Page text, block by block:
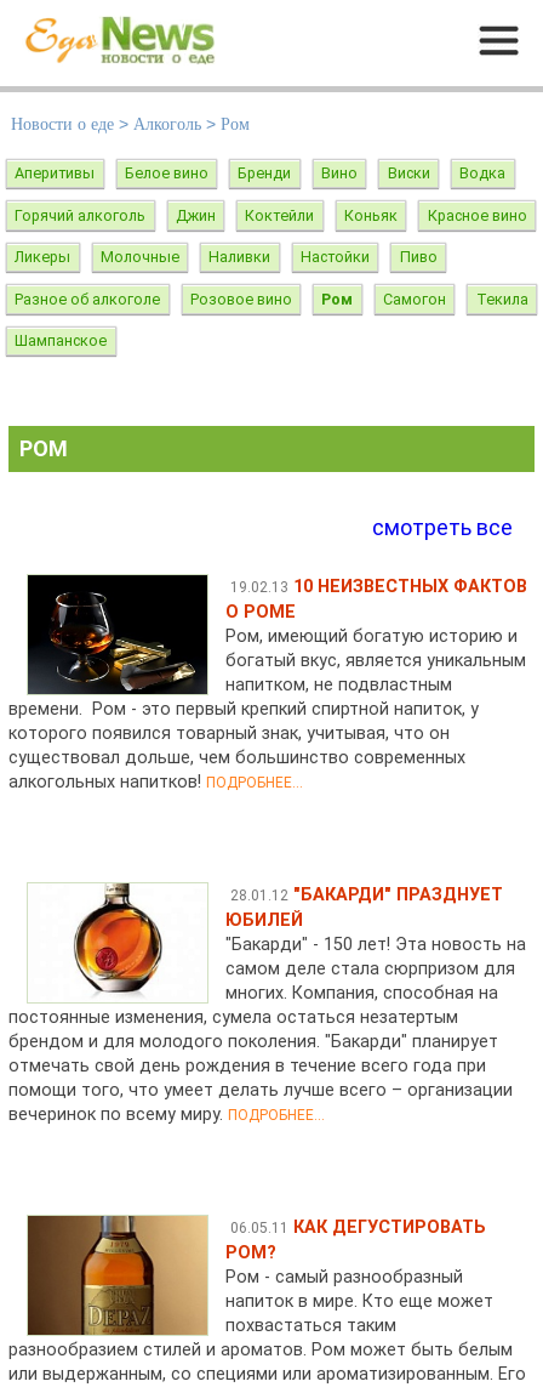
Меню
Новости о еде > Алкоголь > Ром
Аперитивы Белое вино Бренди Вино Виски Водка
Горячий алкоголь Джин Коктейли Коньяк Красное вино
Ликеры Молочные Наливки Настойки Пиво
Разное об алкоголе Розовое вино Ром Самогон Текила
Шампанское
РОМ
смотреть все
19.02.13 10 НЕИЗВЕСТНЫХ ФАКТОВ
О РОМЕ
Ром, имеющий богатую историю и
богатый вкус, является уникальным
напитком, не подвластным
времени. Ром - это первый крепкий спиртной напиток, у
которого появился товарный знак, учитывая, что он
существовал дольше, чем большинство современных
алкогольных напитков!ПОДРОБНЕЕ...
28.01.12 "БАКАРДИ" ПРАЗДНУЕТ
ЮБИЛЕЙ
"Бакарди" - 150 лет! Эта новость на
самом деле стала сюрпризом для
многих. Компания, способная на
постоянные изменения, сумела остаться незатертым
брендом и для молодого поколения. "Бакарди" планирует
отмечать свой день рождения в течение всего года при
помощи того, что умеет делать лучше всего – организации
вечеринок по всему миру.ПОДРОБНЕЕ...
06.05.11
КАК ДЕГУСТИРОВАТЬ
РОМ?
Ром - самый разнообразный
напиток в мире. Кто еще может
похвастаться таким
разнообразием стилей и ароматов. Ром может быть белым
или выдержанным, со специями или ароматизированным. Его